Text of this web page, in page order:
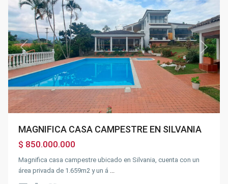
Previous Next
MAGNIFICA CASA CAMPESTRE EN SILVANIA
$ 850.000.000
Magnifica casa campestre ubicado en Silvania, cuenta con un
área privada de 1.659m2 y un á ...